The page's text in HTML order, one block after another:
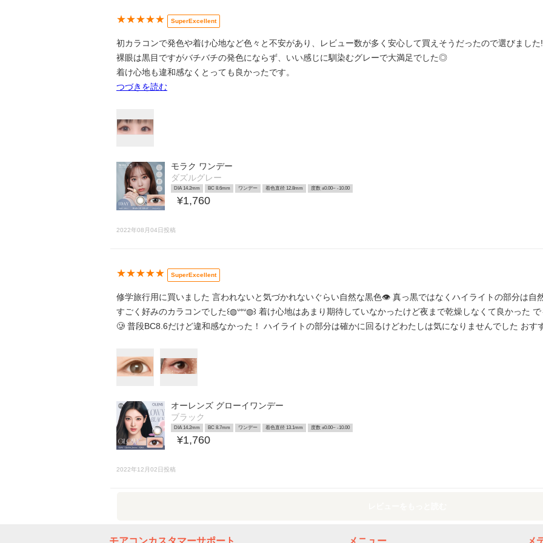
★★★★★ SuperExcellent
初カラコンで発色や着け心地など色々と不安があり、レビュー数が多く安心して買えそうだったので選びました!
裸眼は黒目ですがバチバチの発色にならず、いい感じに馴染むグレーで大満足でした◎
着け心地も違和感なくとっても良かったです。
つづきを読む
モラク ワンデー
ダズルグレー
DIA 14.2mm BC 8.6mm ワンデー 着色直径 12.8mm 度数 ±0.00~ -10.00
¥1,760
2022年08月04日投稿
★★★★★ SuperExcellent
修学旅行用に買いました 言われないと気づかれないぐらい自然な黒色👁 真っ黒ではなくハイライトの部分は自
すごく好みのカラコンでした꒰◍ᐡᐤᐡ◍꒱ 着け心地はあまり期待していなかったけど夜まで乾燥しなくて良かった
🥲 普段BC8.6だけど違和感なかった！ ハイライトの部分は確かに回るけどわたしは気になりませんでした おす
オーレンズ グローイワンデー
ブラック
DIA 14.2mm BC 8.7mm ワンデー 着色直径 13.1mm 度数 ±0.00~ -10.00
¥1,760
2022年12月02日投稿
モアコンカスタマーサポート メニュー メ